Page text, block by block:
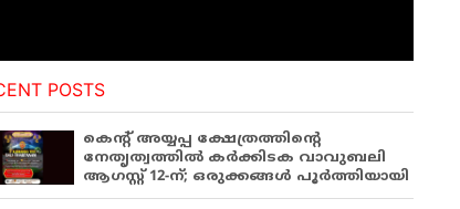
POSTS
കെന്റ് അയ്യപ്പ ക്ഷേത്രത്തിന്റെ
നേതൃത്വത്തിൽ കർക്കിടക വാവുബലി
ആഗസ്റ്റ് 12-ന്; ഒരുക്കങ്ങൾ പൂർത്തിയായി